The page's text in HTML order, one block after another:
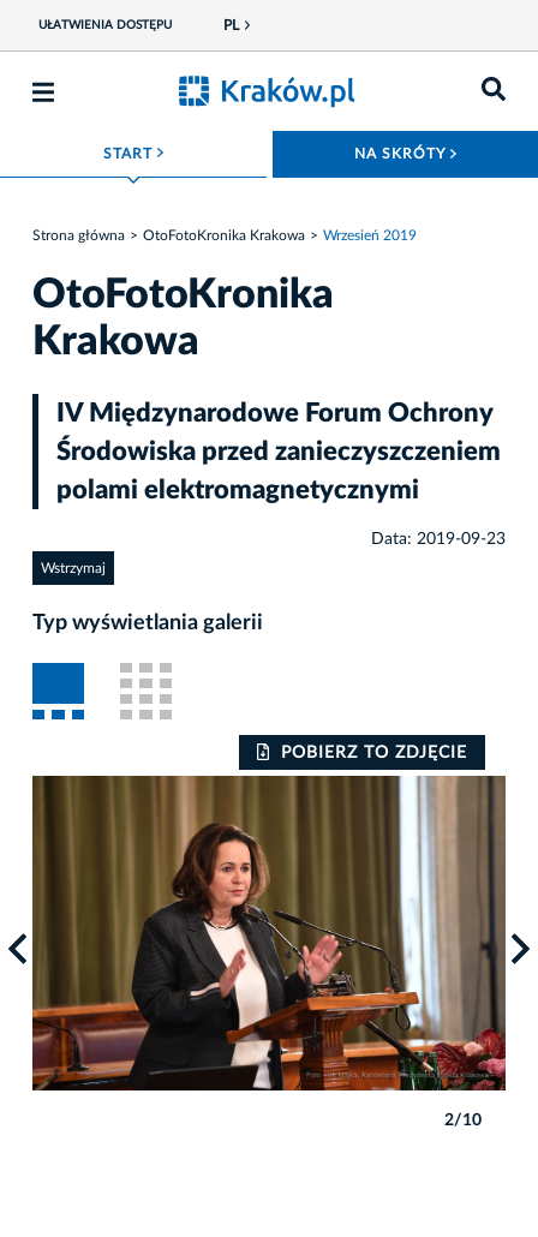
UŁATWIENIA DOSTĘPU PL
START ROZWIŃ MENU NA SKRÓTY
Strona główna OtoFotoKronika Krakowa Wrzesień 2019
OtoFotoKronika
Krakowa
IV Międzynarodowe Forum Ochrony
Środowiska przed zanieczyszczeniem
polami elektromagnetycznymi
Data: 2019-09-23
Wstrzymaj
Typ wyświetlania galerii
POBIERZ TO ZDJĘCIE
2/10